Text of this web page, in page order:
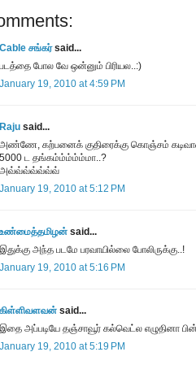
Cable சங்கர்said...
படத்தை போல வே ஒன்னும் பிரியல..:)
January 19, 2010 at 4:59 PM
Raju said...
அண்ணே, கற்பனைக் குதிரைக்கு கொஞ்சம்
5000 ட தங்கம்ம்ம்ம்ம்மா..?
அவ்வ்வ்வ்வ்வ்வ்
January 19, 2010 at 5:12 PM
உண்மைத்தமிழன் said...
இதுக்கு அந்த படமே பரவாயில்லை போலிருக்கு..!
January 19, 2010 at 5:16 PM
கிள்ளிவளவன் said...
இதை அப்படியே தஞ்சாவூர் கல்வெட்ல எழுதினா
January 19, 2010 at 5:19 PM